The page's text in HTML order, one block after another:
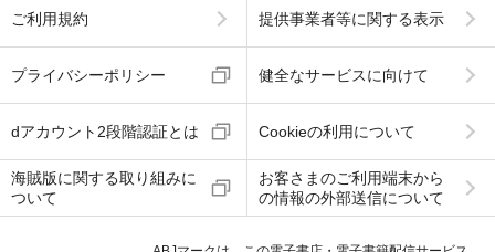
ご利用規約 提供事業者等に関する表示
プライバシーポリシー 健全なサービスに向けて
dアカウント2段階認証とは Cookieの利用について
海賊版に関する取り組みに
ついて
お客さまのご利用端末から
の情報の外部送信について